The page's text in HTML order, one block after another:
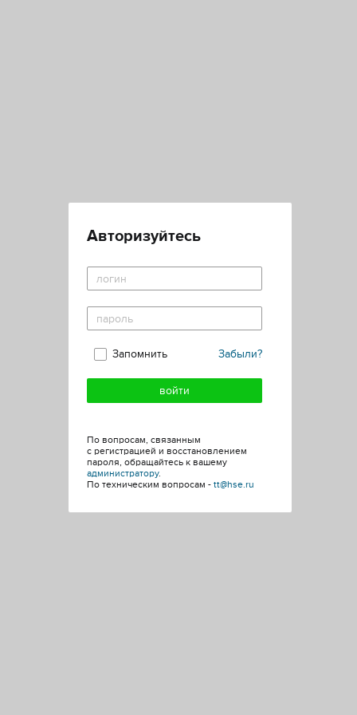
Авторизуйтесь
Забыли?
Запомнить
По вопросам, связанным
с регистрацией и восстановлением
пароля, обращайтесь к вашему
администратору.
По техническим вопросам - tt@hse.ru